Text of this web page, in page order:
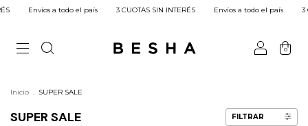
el país 3 CUOTAS SIN INTERÉS Envíos a todo el país 3 CUOTAS SIN
0
Inicio . SUPER SALE
SUPER SALE FILTRAR